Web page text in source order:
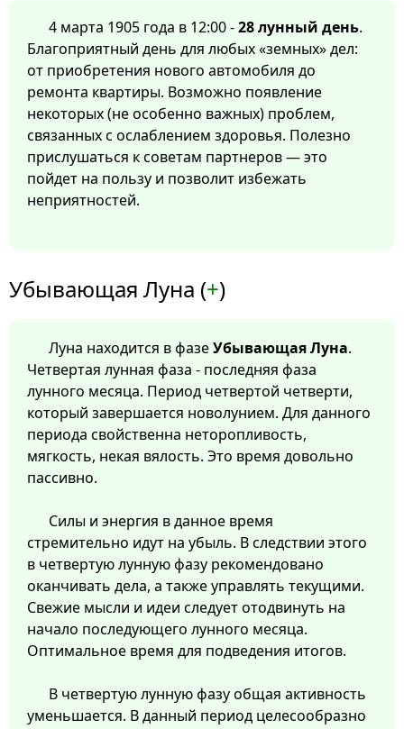
4 марта 1905 года в 12:00 -28 лунный день.
Благоприятный день для любых «земных» дел:
от приобретения нового автомобиля до
ремонта квартиры. Возможно появление
некоторых (не особенно важных) проблем,
связанных с ослаблением здоровья. Полезно
прислушаться к советам партнеров — это
пойдет на пользу и позволит избежать
неприятностей.
Убывающая Луна (+)
Луна находится в фазеУбывающая Луна.
Четвертая лунная фаза - последняя фаза
лунного месяца. Период четвертой четверти,
который завершается новолунием. Для данного
периода свойственна неторопливость,
мягкость, некая вялость. Это время довольно
пассивно.
Силы и энергия в данное время
стремительно идут на убыль. В следствии этого
в четвертую лунную фазу рекомендовано
оканчивать дела, а также управлять текущими.
Свежие мысли и идеи следует отодвинуть на
начало последующего лунного месяца.
Оптимальное время для подведения итогов.
В четвертую лунную фазу общая активность
уменьшается. В данный период целесообразно